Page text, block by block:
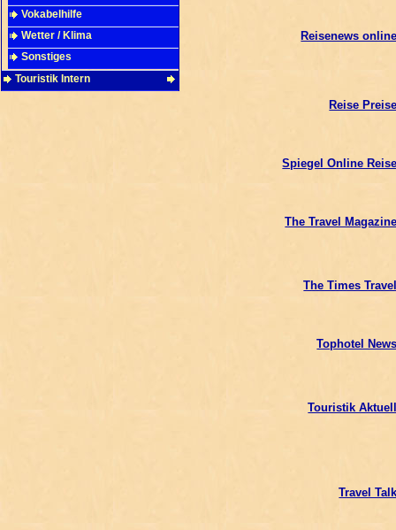
Vokabelhilfe
Wetter / Klima
Sonstiges
Touristik Intern
Reisenews
Reise
Spiegel Online
The Travel
The Times
Tophotel
Touristik
Travel